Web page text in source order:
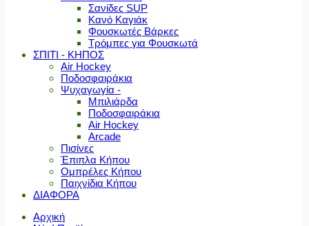
Σανίδες SUP
Κανό Καγιάκ
Φουσκωτές Βάρκες
Τρόμπες για Φουσκωτά
ΣΠΙΤΙ - ΚΗΠΟΣ
Air Hockey
Ποδοσφαιράκια
Ψυχαγωγία -
Μπιλιάρδα
Ποδοσφαιράκια
Air Hockey
Arcade
Πισίνες
Έπιπλα Κήπου
Ομπρέλες Κήπου
Παιχνίδια Κήπου
ΔΙΑΦΟΡΑ
Αρχική